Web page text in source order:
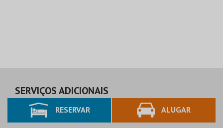
SERVIÇOS ADICIONAIS
RESERVAR ALUGAR